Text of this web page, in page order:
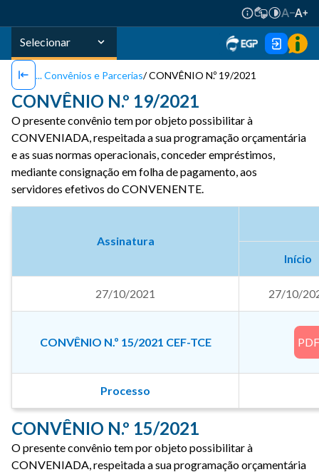
Selecionar
Convênios e Parcerias CONVÊNIO N.º 19/2021
CONVÊNIO N.º 19/2021
O presente convênio tem por objeto possibilitar à
CONVENIADA, respeitada a sua programação orçamentária
e as suas normas operacionais, conceder empréstimos,
mediante consignação em folha de pagamento, aos
servidores efetivos do CONVENENTE.
Assinatura
Início
27/10/2021 27/10/
CONVÊNIO N.º 15/2021 CEF-TCE PDF
Processo
CONVÊNIO N.º 15/2021
O presente convênio tem por objeto possibilitar à
CONVENIADA, respeitada a sua programação orçamentária